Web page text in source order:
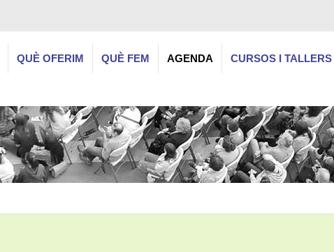
QUÈ OFERIM QUÈ FEM AGENDA CURSOS I TALLERS